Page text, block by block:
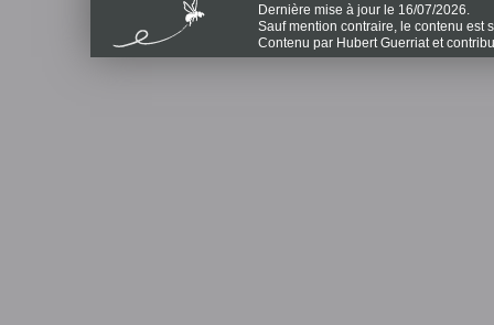
Dernière mise à jour le 16/07/2026.
Sauf mention contraire, le contenu est
Contenu par Hubert Guerriat et